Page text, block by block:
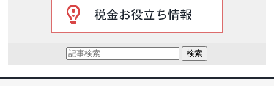
検索